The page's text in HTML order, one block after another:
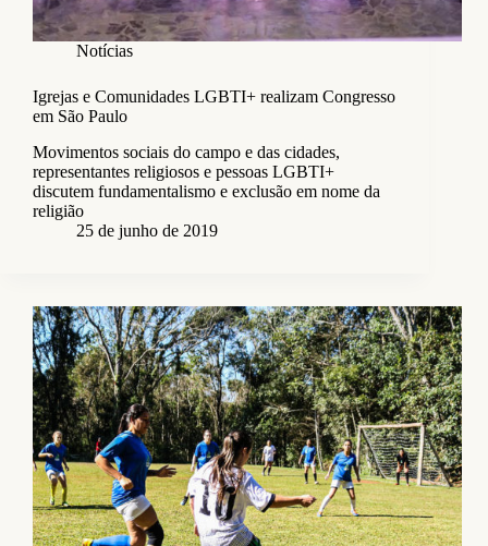
Notícias
Igrejas e Comunidades LGBTI+ realizam Congresso
em São Paulo
Movimentos sociais do campo e das cidades,
representantes religiosos e pessoas LGBTI+
discutem fundamentalismo e exclusão em nome da
religião
25 de junho de 2019